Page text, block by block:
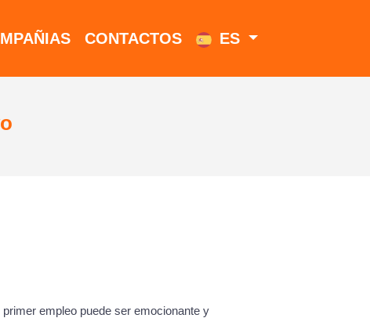
CONTACTOS ES
empleo puede ser emocionante y